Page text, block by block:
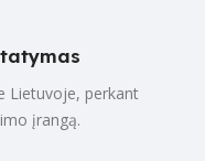
Lietuvoje, perkant
įrangą.